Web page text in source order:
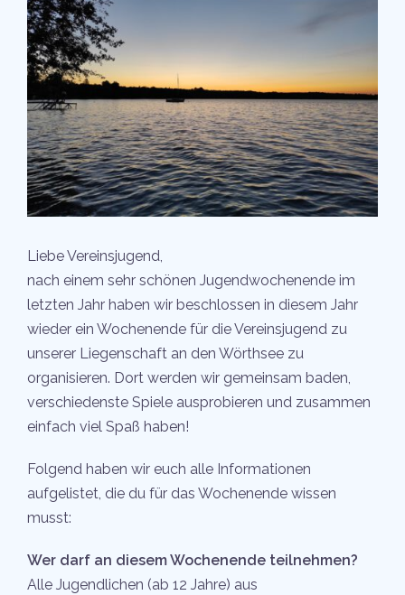
Liebe Vereinsjugend,
nach einem sehr schönen Jugendwochenende im
letzten Jahr haben wir beschlossen in diesem Jahr
wieder ein Wochenende für die Vereinsjugend zu
unserer Liegenschaft an den Wörthsee zu
organisieren. Dort werden wir gemeinsam baden,
verschiedenste Spiele ausprobieren und zusammen
einfach viel Spaß haben!
Folgend haben wir euch alle Informationen
aufgelistet, die du für das Wochenende wissen
musst:
Wer darf an diesem Wochenende teilnehmen?
Alle Jugendlichen (ab 12 Jahre) aus